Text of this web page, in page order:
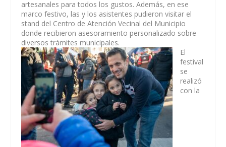
artesanales para todos los gustos. Además, en ese
marco festivo, las y los asistentes pudieron visitar el
stand del Centro de Atención Vecinal del Municipio
donde recibieron asesoramiento personalizado sobre
diversos trámites municipales.
El
festival
se
realizó
con la